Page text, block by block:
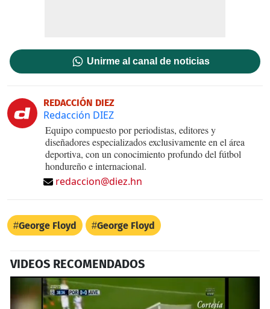
Unirme al canal de noticias
REDACCIÓN DIEZ
Redacción DIEZ
Equipo compuesto por periodistas, editores y
diseñadores especializados exclusivamente en el área
deportiva, con un conocimiento profundo del fútbol
hondureño e internacional.
redaccion@diez.hn
George Floyd George Floyd
VIDEOS RECOMENDADOS